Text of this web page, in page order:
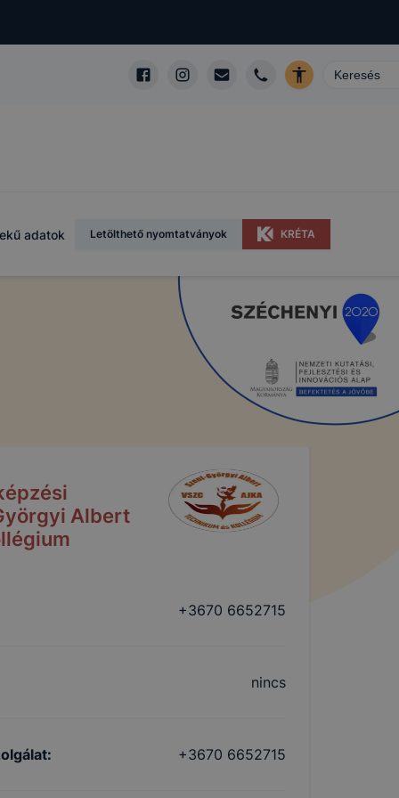
adatok Letölthető nyomtatványok KRÉTA
Albert
+3670 6652715
nincs
: +3670 6652715